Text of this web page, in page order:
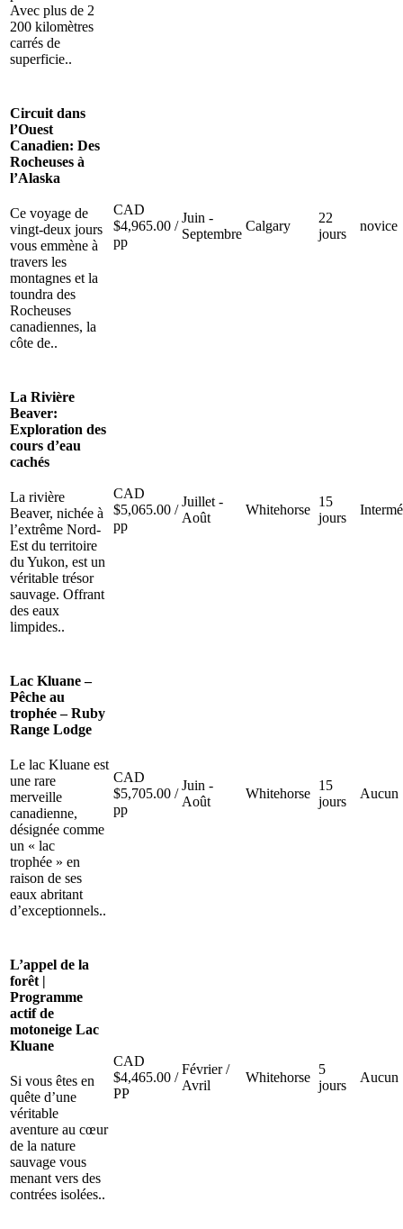
Avec plus de 2
200 kilomètres
carrés de
superficie..
Circuit dans
l’Ouest
Canadien: Des
Rocheuses à
l’Alaska
Ce voyage de
vingt-deux jours
vous emmène à
travers les
montagnes et la
toundra des
Rocheuses
canadiennes, la
côte de..
CAD
$4,965.00 /
pp
Juin -
Septembre
Calgary
22
jours
novice
La Rivière
Beaver:
Exploration des
cours d’eau
cachés
La rivière
Beaver, nichée à
l’extrême Nord-
Est du territoire
du Yukon, est un
véritable trésor
sauvage. Offrant
des eaux
limpides..
CAD
$5,065.00 /
pp
Juillet -
Août
Whitehorse
15
jours
Lac Kluane –
Pêche au
trophée – Ruby
Range Lodge
Le lac Kluane est
une rare
merveille
canadienne,
désignée comme
un « lac
trophée » en
raison de ses
eaux abritant
d’exceptionnels..
CAD
$5,705.00 /
pp
Juin -
Août
Whitehorse
15
jours
Aucun
L’appel de la
forêt |
Programme
actif de
motoneige Lac
Kluane
Si vous êtes en
quête d’une
véritable
aventure au cœur
de la nature
sauvage vous
menant vers des
contrées isolées..
CAD
$4,465.00 /
PP
Février /
Avril
Whitehorse
5
jours
Aucun